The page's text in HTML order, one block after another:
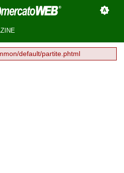
default/partite.phtml